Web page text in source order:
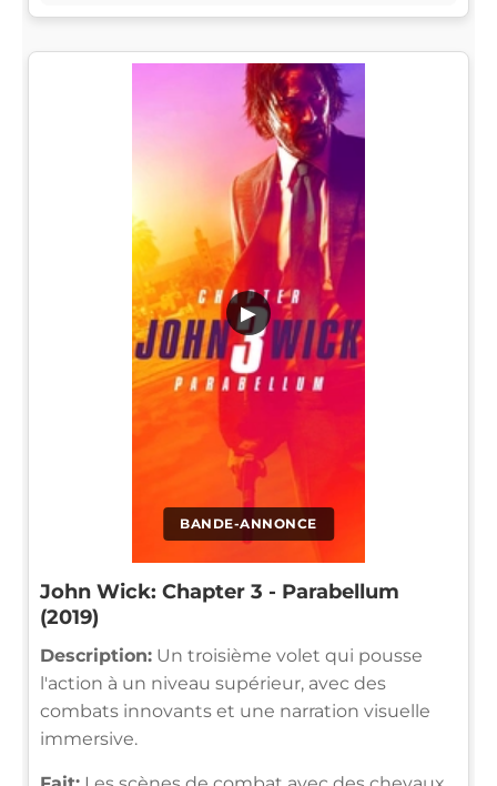
BANDE-ANNONCE
▶
John Wick: Chapter 3 - Parabellum
(2019)
Description: Un troisième volet qui pousse
l'action à un niveau supérieur, avec des
combats innovants et une narration visuelle
immersive.